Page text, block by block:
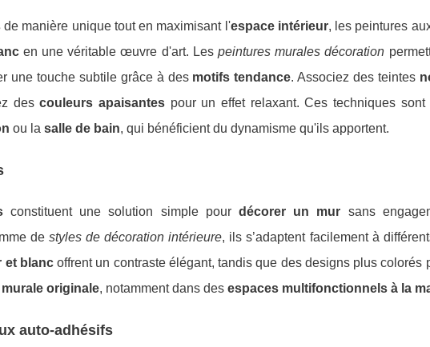
de manière unique tout en maximisant l'espace intérieur, les peintures
en une véritable œuvre d'art. Les peintures murales décoration
une touche subtile grâce à des motifs tendance. Associez des teintes
descouleurs apaisantespour un effet relaxant. Ces techniques
ou la salle de bain, qui bénéficient du dynamisme qu'ils apportent.
constituent une solution simple pour décorer un mur sans
de styles de décoration intérieure, ils s’adaptent facilement à
et blancoffrent un contraste élégant, tandis que des designs plus colorés
originale, notamment dans des espaces multifonctionnels à la
auto-adhésifs